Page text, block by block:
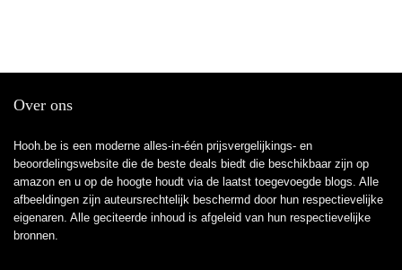
Over ons
Hooh.be is een moderne alles-in-één prijsvergelijkings- en
beoordelingswebsite die de beste deals biedt die beschikbaar zijn op
amazon en u op de hoogte houdt via de laatst toegevoegde blogs. Alle
afbeeldingen zijn auteursrechtelijk beschermd door hun respectievelijke
eigenaren. Alle geciteerde inhoud is afgeleid van hun respectievelijke
bronnen.